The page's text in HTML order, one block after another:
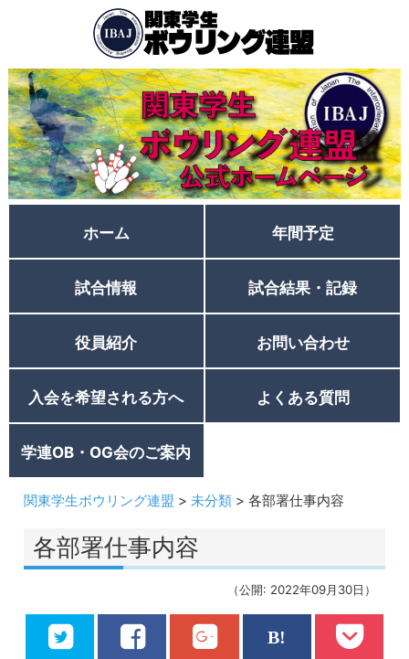
ホーム 年間予定
試合情報 試合結果・記録
役員紹介 お問い合わせ
入会を希望される方へ よくある質問
学連OB・OG会のご案内
関東学生ボウリング連盟 >未分類 >各部署仕事内容
各部署仕事内容
（公開: 2022年09月30日）